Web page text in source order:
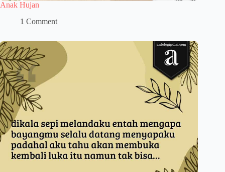
Anak Hujan
1 Comment